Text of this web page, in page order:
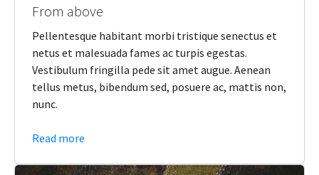
From above
Pellentesque habitant morbi tristique senectus et
netus et malesuada fames ac turpis egestas.
Vestibulum fringilla pede sit amet augue. Aenean
tellus metus, bibendum sed, posuere ac, mattis non,
nunc.
Read more